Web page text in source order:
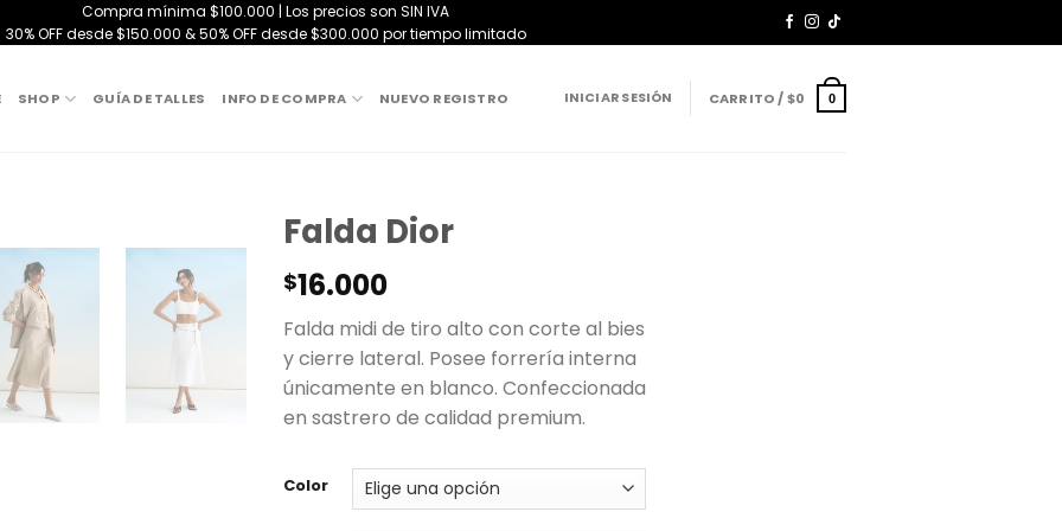
Compra mínima $100.000 | Los precios son SIN IVA
30% OFF desde $150.000 & 50% OFF desde $300.000 por tiempo limitado
SHOP GUÍA DE TALLES INFO DE COMPRA NUEVO REGISTRO INICIAR SESIÓN CARRITO /$0 0
Falda Dior
$16.000
Falda midi de tiro alto con corte al bies
y cierre lateral. Posee forrería interna
únicamente en blanco. Confeccionada
en sastrero de calidad premium.
Color